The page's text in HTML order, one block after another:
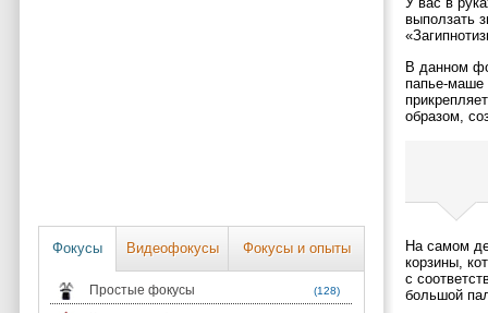
Фокусы Видеофокусы Фокусы и опыты
Простые фокусы (128)
выползать
В данном
папье-маше
образом,
На самом
корзины,
с
большой